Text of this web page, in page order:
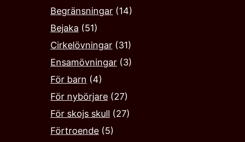
Begränsningar (14)
Bejaka‎ (51)
Cirkelövningar (31)
Ensamövningar (3)
För barn (4)
För nybörjare (27)
För skojs skull (27)
Förtroende (5)